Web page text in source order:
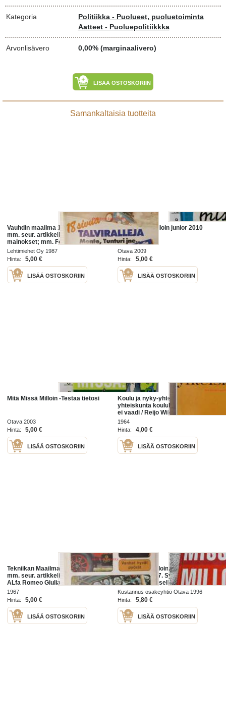
Kategoria
Politiikka - Puolueet, puoluetoiminta
Aatteet - Puoluepolitiikkka
Arvonlisävero 0,00% (marginaalivero)
LISÄÄ OSTOSKORIIN
Samankaltaisia tuotteita
Vauhdin maailma 1987 nr 2, sis.
mm. seur. artikkelit / kuvat /
mainokset; mm. Formula 1 -87
mitä on tulossa ja mitä on
menossa, Tunturiralli, Alain Prost
aikamme
Lehtimiehet Oy 1987
Hinta:
5,00 €
LISÄÄ OSTOSKORIIN
mitä missä milloin junior 2010
Otava 2009
Hinta:
5,00 €
LISÄÄ OSTOSKORIIN
Mitä Missä Milloin -Testaa tietosi
Otava 2003
Hinta:
5,00 €
LISÄÄ OSTOSKORIIN
Koulu ja nyky-yhteiskunta : mitä
yhteiskunta koululta vatii ja mitä se
ei vaadi / Reijo Wilenius.
1964
Hinta:
4,00 €
LISÄÄ OSTOSKORIIN
Tekniikan Maailma 1967 nr 1 sis.
mm. seur. artikkelit / TM koeajossa
ALfa Romeo Giulia T.I., Virranjakaja
- Mitä sille itse voi tehdä, mitä ei
1967
Hinta:
5,00 €
LISÄÄ OSTOSKORIIN
Mitä Missä milloin. Kansalaisen
vuosikirja 1997. Syyskuu 1995-
elokuu 1996. Itselle taikka
tuttavalle jonka syntymä ajoittuu
tuolle ajalle. Mukava tuoteisku.
Kustannus osakeyhtiö Otava 1996
Hinta:
5,80 €
LISÄÄ OSTOSKORIIN